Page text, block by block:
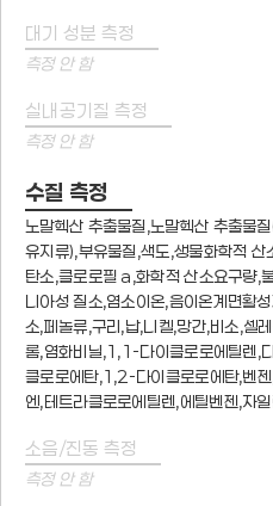
대기 성분 측정
측정 안 함
실내공기질 측정
측정 안 함
수질 측정
노말헥산 추출물질,노말헥산 추출물
유지류),부유물질,색도,생물화학적
탄소,클로로필 a,화학적 산소요구량,
니아성 질소,염소이온,음이온계면활
소,페놀류,구리,납,니켈,망간,비소,셀
롬,염화비닐,1,1-다이클로로에틸렌,
클로로에탄,1,2-다이클로로에탄,벤
엔,테트라클로로에틸렌,에틸벤젠,자
소음/진동 측정
측정 안 함